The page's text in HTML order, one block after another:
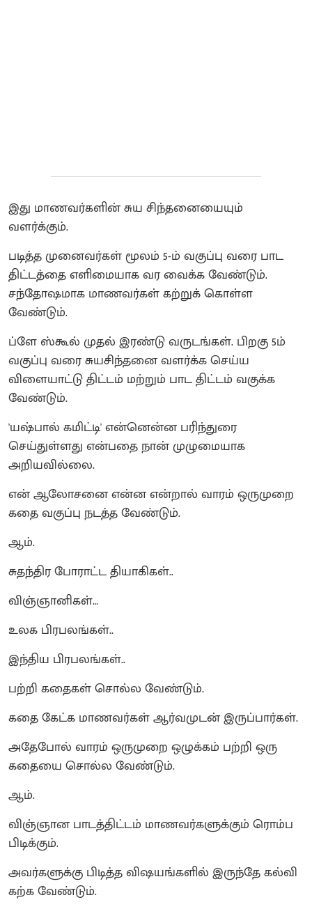
இது மாணவர்களின் சுய சிந்தனையையும்
வளர்க்கும்.
படித்த முனைவர்கள் மூலம் 5-ம் வகுப்பு வரை பாட
திட்டத்தை எளிமையாக வர வைக்க வேண்டும்.
சந்தோஷமாக மாணவர்கள் கற்றுக் கொள்ள
வேண்டும்.
ப்ளே ஸ்கூல் முதல் இரண்டு வருடங்கள். பிறகு 5ம்
வகுப்பு வரை சுயசிந்தனை வளர்க்க செய்ய
விளையாட்டு திட்டம் மற்றும் பாட திட்டம் வகுக்க
வேண்டும்.
'யஷ்பால் கமிட்டி' என்னென்ன பரிந்துரை
செய்துள்ளது என்பதை நான் முழுமையாக
அறியவில்லை.
என் ஆலோசனை என்ன என்றால் வாரம் ஒருமுறை
கதை வகுப்பு நடத்த வேண்டும்.
ஆம்.
சுதந்திர போராட்ட தியாகிகள்..
விஞ்ஞானிகள்…
உலக பிரபலங்கள்..
இந்திய பிரபலங்கள்..
பற்றி கதைகள் சொல்ல வேண்டும்.
கதை கேட்க மாணவர்கள் ஆர்வமுடன் இருப்பார்கள்.
அதேபோல் வாரம் ஒருமுறை ஒழுக்கம் பற்றி ஒரு
கதையை சொல்ல வேண்டும்.
ஆம்.
விஞ்ஞான பாடத்திட்டம் மாணவர்களுக்கும் ரொம்ப
பிடிக்கும்.
அவர்களுக்கு பிடித்த விஷயங்களில் இருந்தே கல்வி
கற்க வேண்டும்.